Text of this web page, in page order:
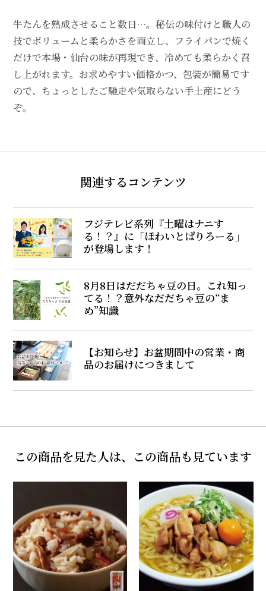
牛たんを熟成させること数日…。秘伝の味付けと職人の
技でボリュームと柔らかさを両立し、フライパンで焼く
だけで本場・仙台の味が再現でき、冷めても柔らかく召
し上がれます。お求めやすい価格かつ、包装が簡易です
ので、ちょっとしたご馳走や気取らない手土産にどう
ぞ。
関連するコンテンツ
フジテレビ系列『土曜はナニす
る！？』に「ほわいとぱりろーる」
が登場します！
8月8日はだだちゃ豆の日。これ知っ
てる！？意外なだだちゃ豆の“ま
め”知識
【お知らせ】お盆期間中の営業・商
品のお届けにつきまして
この商品を見た人は、この商品も見ています